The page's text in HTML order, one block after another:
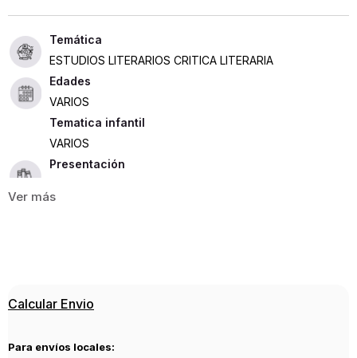
ESTUDIOS LITERARIOS CRITICA LITERARIA
Edades
VARIOS
Tematica infantil
VARIOS
Presentación
RBA
2022
Calcular Envio
Para envíos locales: